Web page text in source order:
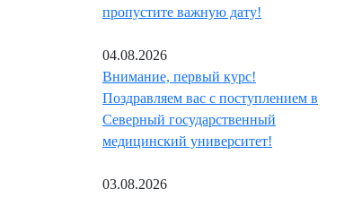
пропустите важную дату!
04.08.2026
Внимание, первый курс!
Поздравляем вас с поступлением в
Северный государственный
медицинский университет!
03.08.2026